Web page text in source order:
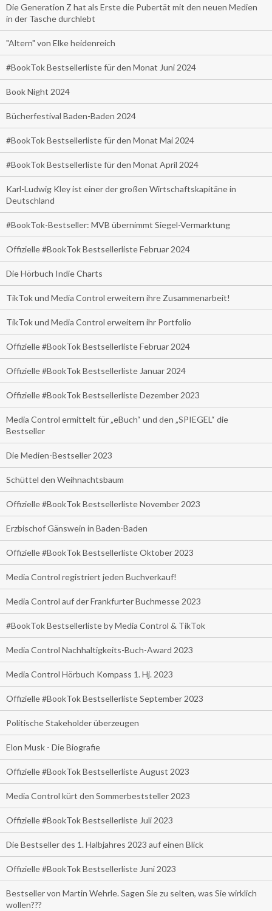
Die Generation Z hat als Erste die Pubertät mit den neuen Medien
in der Tasche durchlebt
"Altern" von Elke heidenreich
#BookTok Bestsellerliste für den Monat Juni 2024
Book Night 2024
Bücherfestival Baden-Baden 2024
#BookTok Bestsellerliste für den Monat Mai 2024
#BookTok Bestsellerliste für den Monat April 2024
Karl-Ludwig Kley ist einer der großen Wirtschaftskapitäne in
Deutschland
#BookTok-Bestseller: MVB übernimmt Siegel-Vermarktung
Offizielle #BookTok Bestsellerliste Februar 2024
Die Hörbuch Indie Charts
TikTok und Media Control erweitern ihre Zusammenarbeit!
TikTok und Media Control erweitern ihr Portfolio
Offizielle #BookTok Bestsellerliste Februar 2024
Offizielle #BookTok Bestsellerliste Januar 2024
Offizielle #BookTok Bestsellerliste Dezember 2023
Media Control ermittelt für „eBuch“ und den „SPIEGEL“ die
Bestseller
Die Medien-Bestseller 2023
Schüttel den Weihnachtsbaum
Offizielle #BookTok Bestsellerliste November 2023
Erzbischof Gänswein in Baden-Baden
Offizielle #BookTok Bestsellerliste Oktober 2023
Media Control registriert jeden Buchverkauf!
Media Control auf der Frankfurter Buchmesse 2023
#BookTok Bestsellerliste by Media Control & TikTok
Media Control Nachhaltigkeits-Buch-Award 2023
Media Control Hörbuch Kompass 1. Hj. 2023
Offizielle #BookTok Bestsellerliste September 2023
Politische Stakeholder überzeugen
Elon Musk - Die Biografie
Offizielle #BookTok Bestsellerliste August 2023
Media Control kürt den Sommerbeststeller 2023
Offizielle #BookTok Bestsellerliste Juli 2023
Die Bestseller des 1. Halbjahres 2023 auf einen Blick
Offizielle #BookTok Bestsellerliste Juni 2023
Bestseller von Martin Wehrle. Sagen Sie zu selten, was Sie wirklich
wollen???